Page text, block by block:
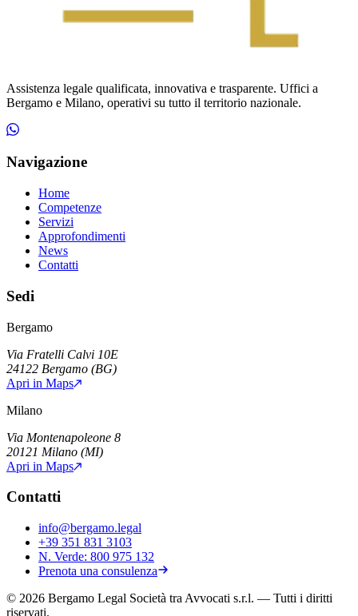
Assistenza legale qualificata, innovativa e trasparente. Uffici a
Bergamo e Milano, operativi su tutto il territorio nazionale.
Navigazione
Home
Competenze
Servizi
Approfondimenti
News
Contatti
Sedi
Bergamo
Via Fratelli Calvi 10E
24122 Bergamo (BG)
Apri in Maps
Milano
Via Montenapoleone 8
20121 Milano (MI)
Apri in Maps
Contatti
info@bergamo.legal
+39 351 831 3103
N. Verde: 800 975 132
Prenota una consulenza
© 2026 Bergamo Legal Società tra Avvocati s.r.l. — Tutti i diritti
riservati.